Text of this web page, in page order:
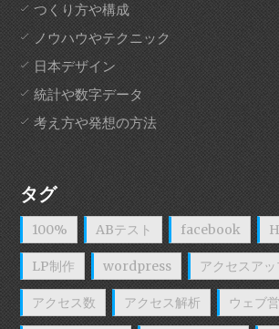
つくり方や構成
ノウハウやテクニック
日本デザイン
統計や数字データ
考え方や発想の方法
タグ
100% ABテスト facebook
LP制作 wordpress アクセスア
アクセス数 アクセス解析 ウェブ